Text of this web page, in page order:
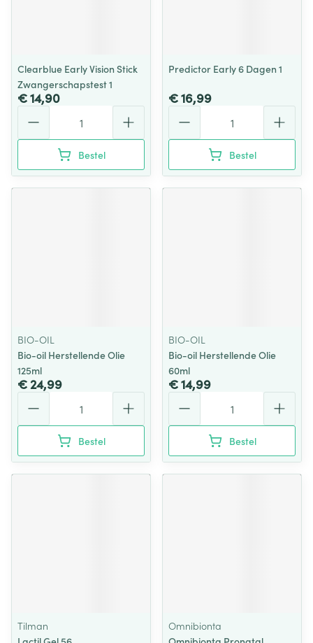
Clearblue Early Vision Stick
Zwangerschapstest 1
€ 14,90
Bestel
Predictor Early 6 Dagen 1
€ 16,99
Bestel
BIO-OIL
Bio-oil Herstellende Olie
125ml
€ 24,99
Bestel
BIO-OIL
Bio-oil Herstellende Olie
60ml
€ 14,99
Bestel
Tilman
Omnibionta